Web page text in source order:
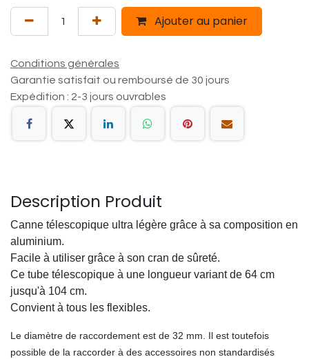
Ajouter au panier
Conditions générales
Garantie satisfait ou remboursé de 30 jours
Expédition : 2-3 jours ouvrables
Description Produit
Canne télescopique ultra légère grâce à sa composition en
aluminium.
Facile à utiliser grâce à son cran de sûreté.
Ce tube télescopique à une longueur variant de 64 cm
jusqu'à 104 cm.
Convient à tous les flexibles.
Le diamètre de raccordement est de 32 mm. Il est toutefois
possible de la raccorder à des accessoires non standardisés